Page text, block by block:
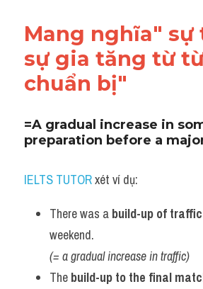
Cách dùng từ
Từ vựng theo tiền tố
Task 1
Ngân hàng đề thi máy
Phân biệt từ
Report đề thi thật IELTS
IELTS Advice
Mang nghĩa" sự
sự gia tăng từ
chuẩn bị"
=A gradual increase in
preparation before a
IELTS TUTOR xét ví dụ:
There was a build-up of traffic
weekend.
(= a gradual increase in traffic)
The build-up to the final